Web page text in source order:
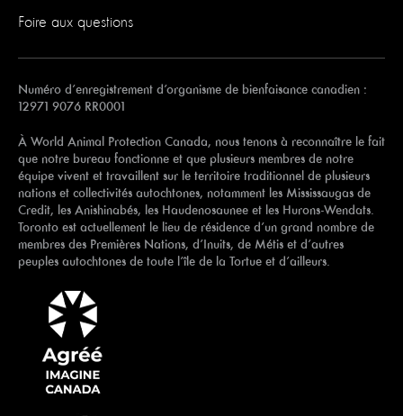
Foire aux questions
Numéro d’enregistrement d’organisme de bienfaisance canadien :
12971 9076 RR0001
À World Animal Protection Canada, nous tenons à reconnaître le fait
que notre bureau fonctionne et que plusieurs membres de notre
équipe vivent et travaillent sur le territoire traditionnel de plusieurs
nations et collectivités autochtones, notamment les Mississaugas de
Credit, les Anishinabés, les Haudenosaunee et les Hurons-Wendats.
Toronto est actuellement le lieu de résidence d’un grand nombre de
membres des Premières Nations, d’Inuits, de Métis et d’autres
peuples autochtones de toute l’île de la Tortue et d’ailleurs.